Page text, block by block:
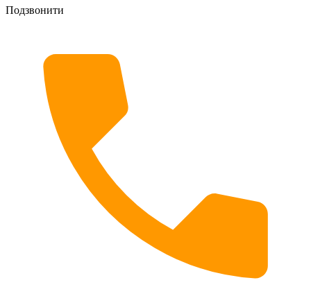
Подзвонити